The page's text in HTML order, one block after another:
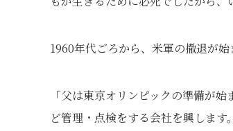
1960年代ごろから、米軍の撤退が
「父は東京オリンピックの準備が
ど管理・点検をする会社を興しま